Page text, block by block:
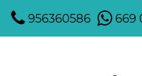
956360586 669